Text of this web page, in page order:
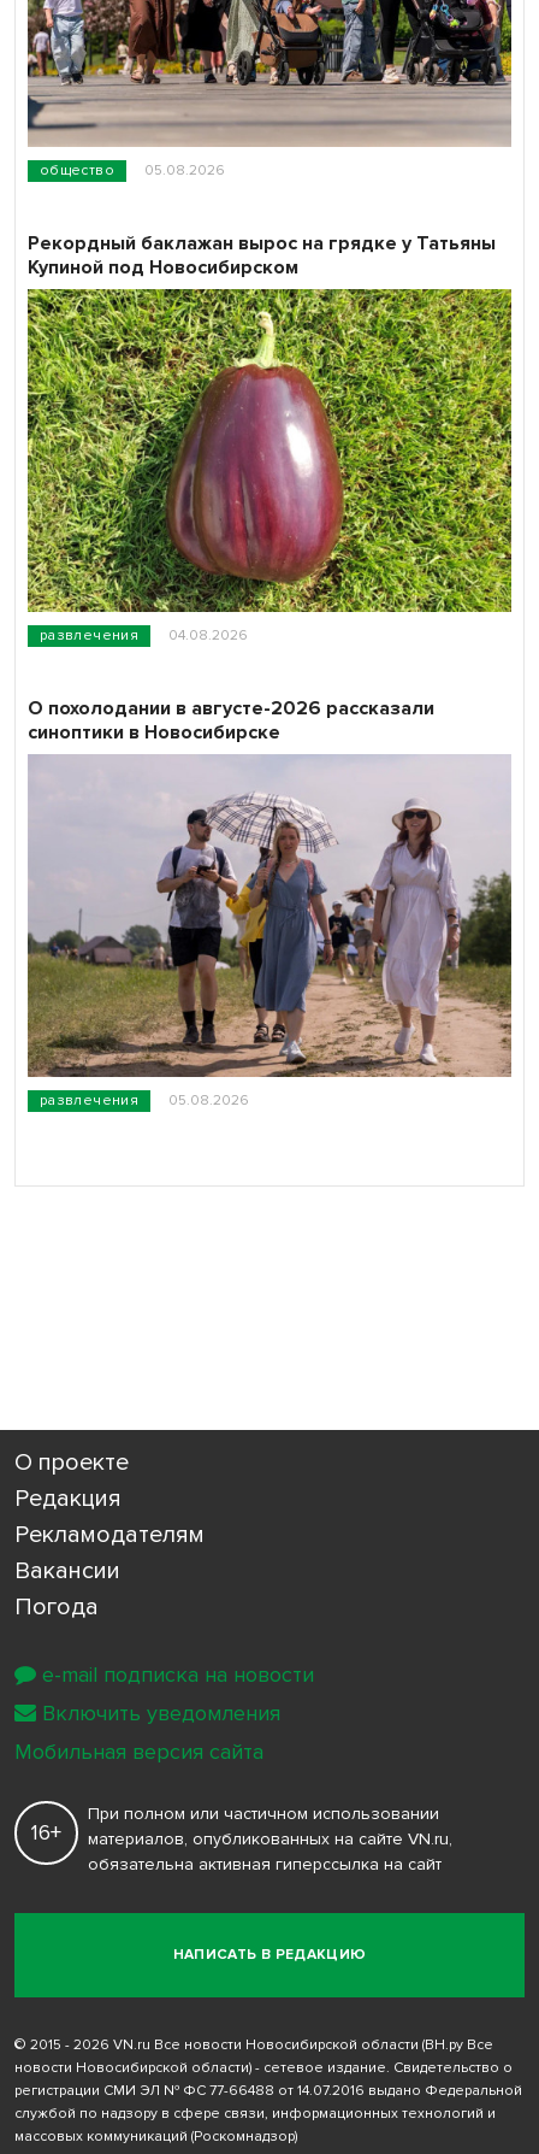
общество 05.08.2026
развлечения 04.08.2026
Рекордный баклажан вырос на грядке у Татьяны
Купиной под Новосибирском
развлечения 05.08.2026
О похолодании в августе-2026 рассказали
синоптики в Новосибирске
О проекте
Редакция
Рекламодателям
Вакансии
Погода
НАПИСАТЬ В РЕДАКЦИЮ
16+
При полном или частичном использовании
материалов, опубликованных на сайте VN.ru,
обязательна активная гиперссылка на сайт
© 2015 - 2026 VN.ru Все новости Новосибирской области (ВН.ру Все
новости Новосибирской области) - сетевое издание. Свидетельство о
регистрации СМИ ЭЛ № ФС 77-66488 от 14.07.2016 выдано Федеральной
службой по надзору в сфере связи, информационных технологий и
массовых коммуникаций (Роскомнадзор)
e-mail подписка на новости
Включить уведомления
Мобильная версия сайта